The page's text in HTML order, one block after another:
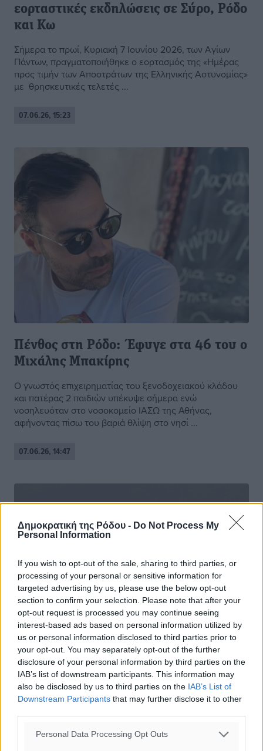
Δημοκρατική της Ρόδου - Do Not Process My
Personal Information
If you wish to opt-out of the sale, sharing to third parties, or
processing of your personal or sensitive information for
targeted advertising by us, please use the below opt-out
section to confirm your selection. Please note that after your
opt-out request is processed you may continue seeing
interest-based ads based on personal information utilized by
us or personal information disclosed to third parties prior to
your opt-out. You may separately opt-out of the further
disclosure of your personal information by third parties on the
IAB’s list of downstream participants. This information may
also be disclosed by us to third parties on the IAB’s List of
Downstream Participants that may further disclose it to other
Personal Data Processing Opt Outs
εορταστικές εκδηλώσεις σε Σύρο, Ρόδο
και Κω
Σήμερα το πρωί, Κυριακή 7 Ιουνίου 2026, των Αγίων
Πάντων, πραγματοποιήθηκε ο εορτασμός της «Ημέρας
προς τιμήν των Αποστράτων της Ελληνικής Αστυνομίας»
με θρησκευτικές τελετές ...
07.06.26, 15:23
Πένθος στη Ρόδο: Έφυγε στα 46 του ο
Μιχάλης Μπακίρης
Ο γνωστός επιχειρηματίας του ξενοδοχειακού κλάδου
και πατέρας 2 παιδιών υπέκυψε σήμερα ενώ
νοσηλευόταν στο νοσοκομείο ΙΑΣΩ της Αθήνας,
αφήνοντας πίσω του βαριά θλίψη στο νησί ...
07.06.26, 14:47
Αφιέρωμα στο Καστελλόριζο από την
εκπομπή «4 Εποχές Ελλάδα» και την
ματιά της ηθοποιού Φωτεινή
Μπαξεβάνη